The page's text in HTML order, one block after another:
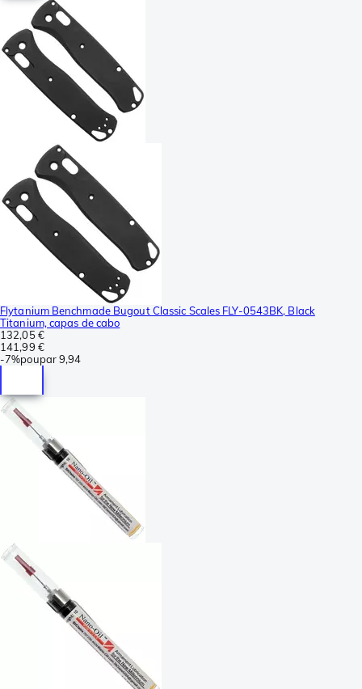
Flytanium Benchmade Bugout Classic Scales FLY-0543BK, Black
Titanium, capas de cabo
132,05 €
141,99 €
-7%poupar9,94